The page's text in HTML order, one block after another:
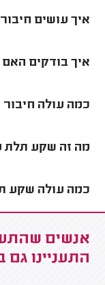
איך עושים
איך בודקים
כמה עולה
מה זה שקע תלת
כמה עולה שקע
אנשים
התעניינו גם